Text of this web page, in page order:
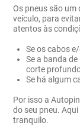
Os pneus são um
veículo, para
atentos às
Se os cabos
Se a banda
corte
Se há algum
Por isso a
do seu pneu.
tranquilo.